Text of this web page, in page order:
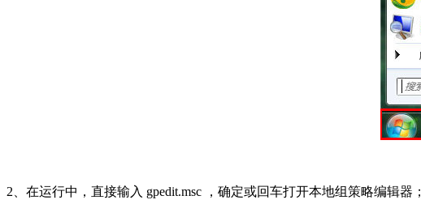
2、在运行中，直接输入 gpedit.msc ，确定或回车打开本地组策略编辑器；